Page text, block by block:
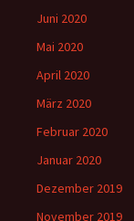
Juni 2020
Mai 2020
April 2020
März 2020
Februar 2020
Januar 2020
Dezember 2019
November 2019